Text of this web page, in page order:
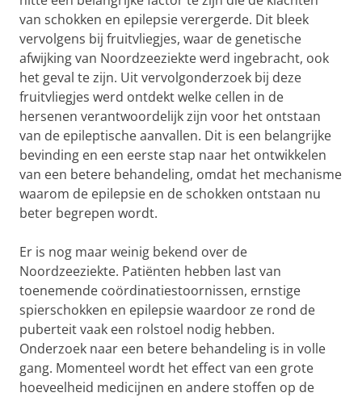
van schokken en epilepsie verergerde. Dit bleek
vervolgens bij fruitvliegjes, waar de genetische
afwijking van Noordzeeziekte werd ingebracht, ook
het geval te zijn. Uit vervolgonderzoek bij deze
fruitvliegjes werd ontdekt welke cellen in de
hersenen verantwoordelijk zijn voor het ontstaan
van de epileptische aanvallen. Dit is een belangrijke
bevinding en een eerste stap naar het ontwikkelen
van een betere behandeling, omdat het mechanisme
waarom de epilepsie en de schokken ontstaan nu
beter begrepen wordt.
Er is nog maar weinig bekend over de
Noordzeeziekte. Patiënten hebben last van
toenemende coördinatiestoornissen, ernstige
spierschokken en epilepsie waardoor ze rond de
puberteit vaak een rolstoel nodig hebben.
Onderzoek naar een betere behandeling is in volle
gang. Momenteel wordt het effect van een grote
hoeveelheid medicijnen en andere stoffen op de